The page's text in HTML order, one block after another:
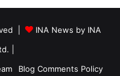
|
INA News by INA
Blog Comments Policy